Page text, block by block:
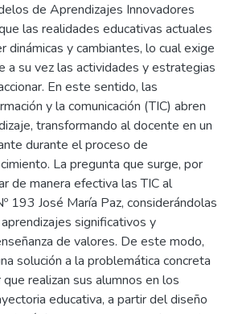
de Aprendizajes Innovadores
las realidades educativas actuales
dinámicas y cambiantes, lo cual exige
a su vez las actividades y estrategias
En este sentido, las
y la comunicación (TIC) abren
transformando al docente en un
durante el proceso de
La pregunta que surge, por
de manera efectiva las TIC al
193 José María Paz, considerándolas
significativos y
de valores. De este modo,
solución a la problemática concreta
realizan sus alumnos en los
educativa, a partir del diseño